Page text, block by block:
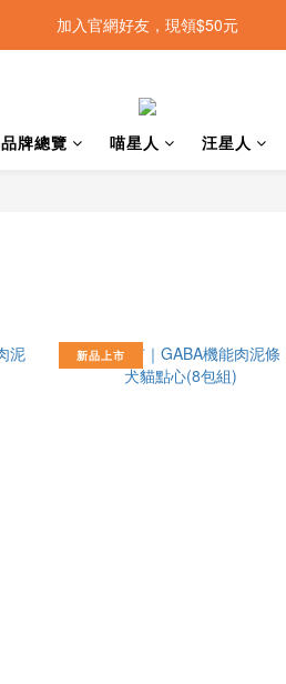
加入官網好友，現領$50元
品牌總覽 喵星人 汪星人
新品上市